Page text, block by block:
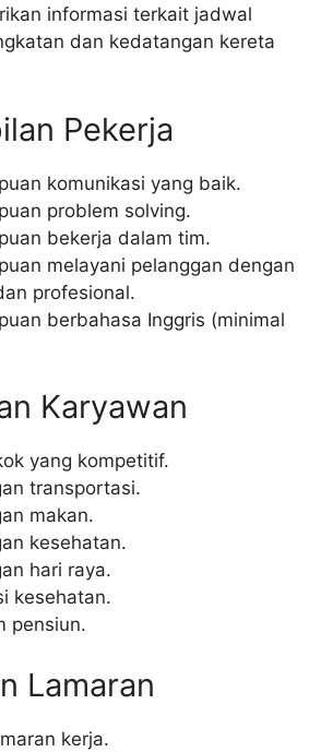
informasi terkait jadwal
dan kedatangan kereta
Pekerja
komunikasi yang baik.
problem solving.
bekerja dalam tim.
melayani pelanggan dengan
profesional.
berbahasa Inggris (minimal
Karyawan
yang kompetitif.
transportasi.
makan.
kesehatan.
hari raya.
kesehatan.
pensiun.
Lamaran
kerja.